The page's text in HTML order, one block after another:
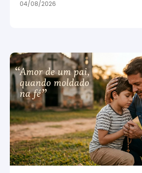
04/08/2026